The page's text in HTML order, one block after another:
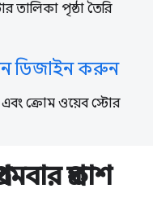
পৃষ্ঠা তৈরি
ডিজাইন করুন
ক্রোম ওয়েব স্টোর
প্রকাশ